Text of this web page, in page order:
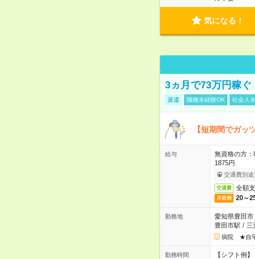
気になる！
3ヵ月で73万円稼
派遣 職種未経験OK 社会人
【短期間でガッ
給与
無資格の方
1875円
交通費別途
交通費 全額
月収例 20～
勤務地
愛知県豊田市
豊田市駅 / 三
病院 ★自宅
勤務時間
【シフト例